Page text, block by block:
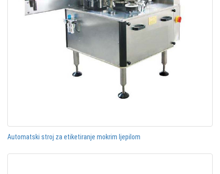
Automatski stroj za etiketiranje mokrim ljepilom